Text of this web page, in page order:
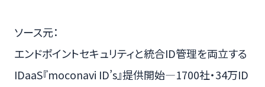
ソース元：
エンドポイントセキュリティと統合ID管理を両立する
IDaaS『moconavi ID’s』提供開始—1700社・34万ID